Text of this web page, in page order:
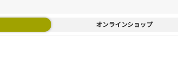
オンラインショップ